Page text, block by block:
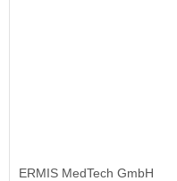
ERMIS MedTech GmbH